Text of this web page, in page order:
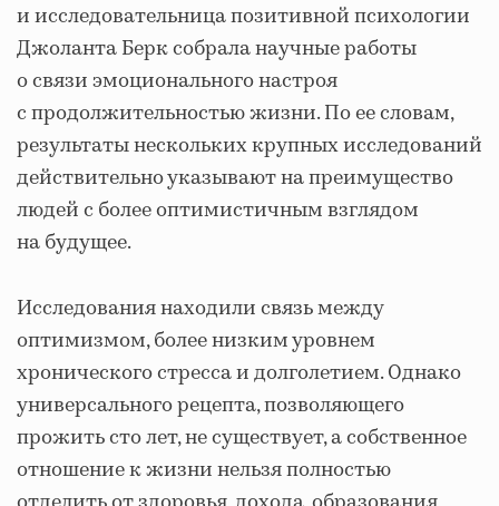
и исследовательница позитивной психологии
Джоланта Берк собрала научные работы
о связи эмоционального настроя
с продолжительностью жизни. По ее словам,
результаты нескольких крупных исследований
действительно указывают на преимущество
людей с более оптимистичным взглядом
на будущее.
Исследования находили связь между
оптимизмом, более низким уровнем
хронического стресса и долголетием. Однако
универсального рецепта, позволяющего
прожить сто лет, не существует, а собственное
отношение к жизни нельзя полностью